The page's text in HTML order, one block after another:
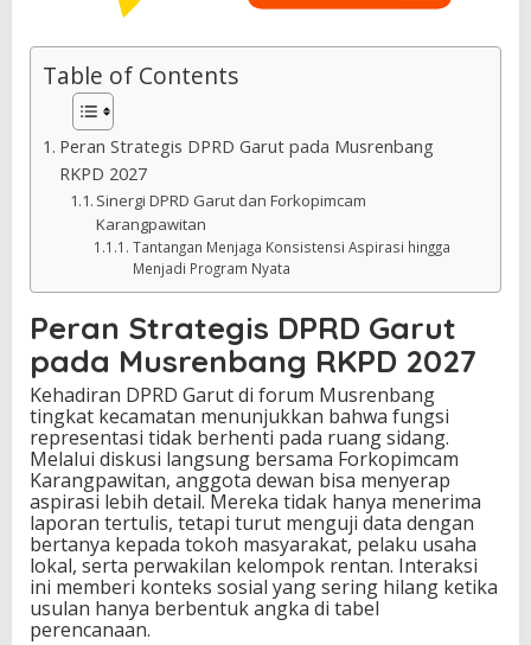
Table of Contents
Peran Strategis DPRD Garut pada Musrenbang
RKPD 2027
Sinergi DPRD Garut dan Forkopimcam
Karangpawitan
Tantangan Menjaga Konsistensi Aspirasi hingga
Menjadi Program Nyata
Peran Strategis DPRD Garut
pada Musrenbang RKPD 2027
Kehadiran DPRD Garut di forum Musrenbang
tingkat kecamatan menunjukkan bahwa fungsi
representasi tidak berhenti pada ruang sidang.
Melalui diskusi langsung bersama Forkopimcam
Karangpawitan, anggota dewan bisa menyerap
aspirasi lebih detail. Mereka tidak hanya menerima
laporan tertulis, tetapi turut menguji data dengan
bertanya kepada tokoh masyarakat, pelaku usaha
lokal, serta perwakilan kelompok rentan. Interaksi
ini memberi konteks sosial yang sering hilang ketika
usulan hanya berbentuk angka di tabel
perencanaan.